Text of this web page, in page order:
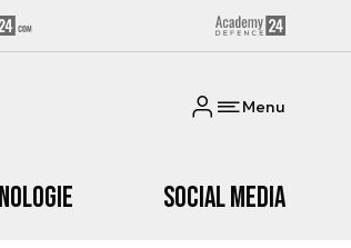
Menu
Social media